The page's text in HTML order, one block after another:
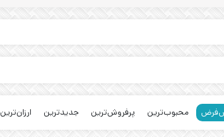
محبوب‌ترین پرفروش‌ترین جدیدترین ارزان‌ترین